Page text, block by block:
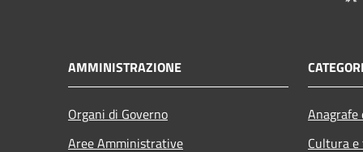
AMMINISTRAZIONE
Organi di Governo
Aree Amministrative
Cultura